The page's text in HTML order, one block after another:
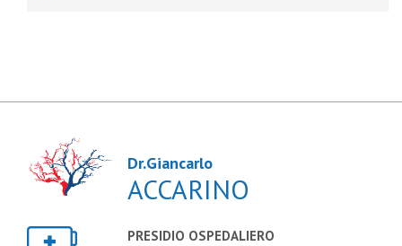
Dr.Giancarlo
ACCARINO
PRESIDIO OSPEDALIERO